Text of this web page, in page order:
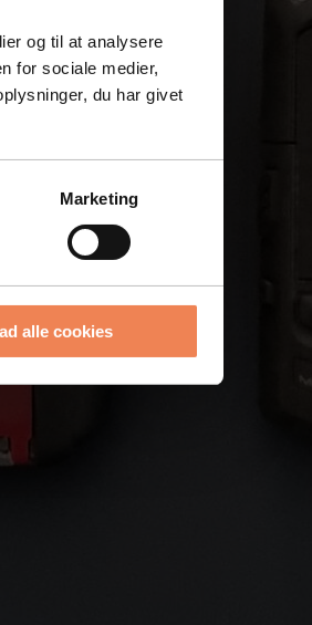
og til at analysere
for sociale medier,
du har givet
Marketing
alle cookies